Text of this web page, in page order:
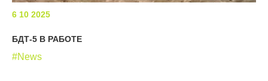
6 10 2025
БДТ-5 В РАБОТЕ
#News